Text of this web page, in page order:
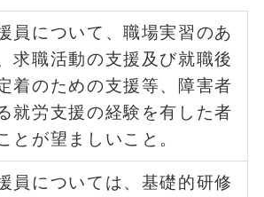
員について、職場実習のあ
求職活動の支援及び就職後
着のための支援等、障害者
就労支援の経験を有した者
とが望ましいこと。
員については、基礎的研修